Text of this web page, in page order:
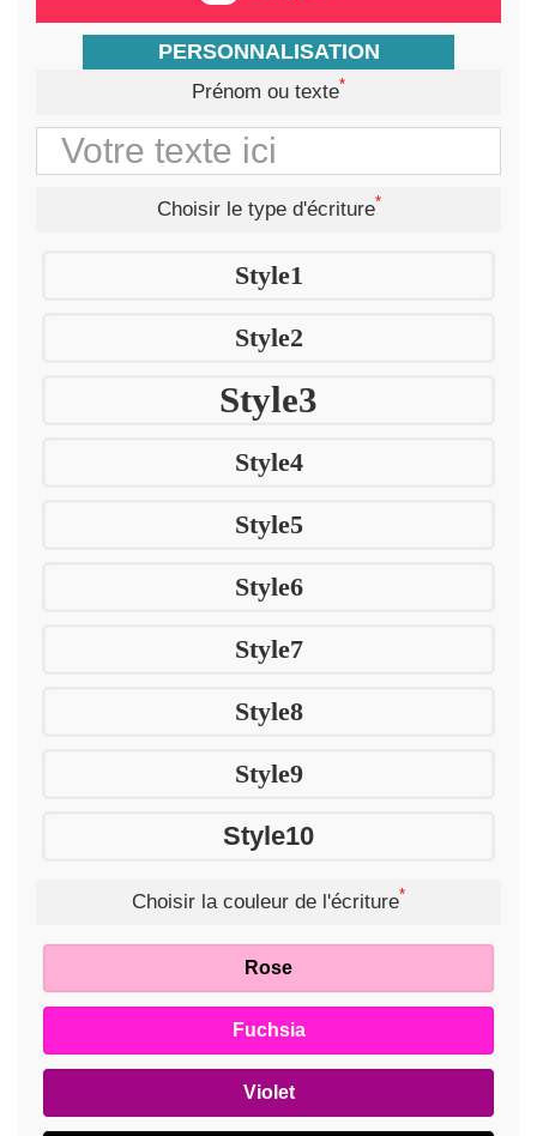
PERSONNALISATION
Prénom ou texte*
Choisir le type d'écriture*
Style1
Style2
Style3
Style4
Style5
Style6
Style7
Style8
Style9
Style10
Choisir la couleur de l'écriture*
Rose
Fuchsia
Violet